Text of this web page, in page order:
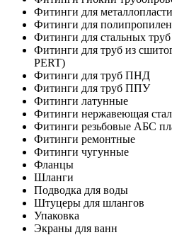
Фитинги для
Фитинги для
Фитинги для стальных труб
Фитинги для труб из
PERT)
Фитинги для труб ПНД
Фитинги для труб ППУ
Фитинги латунные
Фитинги нержавеющая
Фитинги резьбовые АБС
Фитинги ремонтные
Фитинги чугунные
Фланцы
Шланги
Подводка для воды
Штуцеры для шлангов
Упаковка
Экраны для ванн